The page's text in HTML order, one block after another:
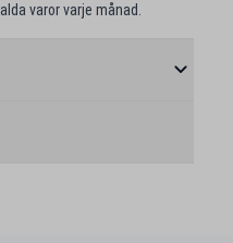
varor varje månad.